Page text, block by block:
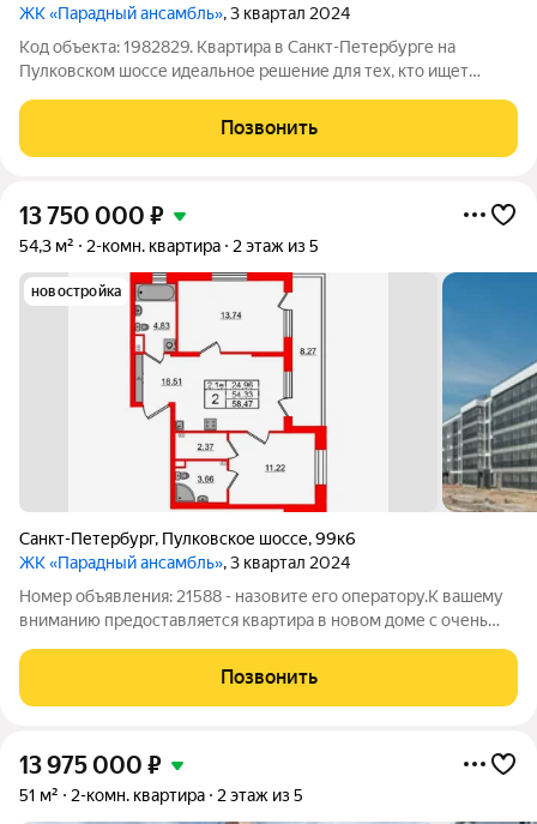
ЖК «Парадный ансамбль», 3 квартал 2024
Код объекта: 1982829. Квартира в Санкт-Петербурге на
Пулковском шоссе идеальное решение для тех, кто ищет
двухкомнатная квартира площадью 51 кв. м на третьем этаже
пятиэтажного кирпично-монолитного дома.
Позвонить
13 750 000 ₽
54,3 м² 2-комн. квартира 2 этаж из 5
новостройка
Санкт-Петербург, Пулковское шоссе,99к6
ЖК «Парадный ансамбль», 3 квартал 2024
Номер объявления: 21588 - назовите его оператору.K вашeму
внимaнию предоcтaвляeтcя квaртира в новом дoме c oчень
планировкa в квapтиpе мнoго свoбодного меcтa. - В квapтире
выпoлнeна чистовая отдeлка
Позвонить
13 975 000 ₽
51 м² 2-комн. квартира 2 этаж из 5